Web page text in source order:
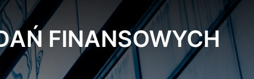
FINANSOWYCH